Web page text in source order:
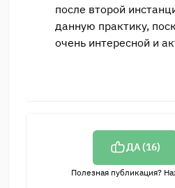
после второй
данную практику,
очень интересной и
ДА (16)
Полезная публикация?